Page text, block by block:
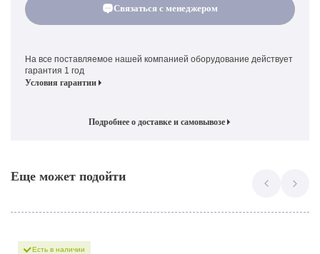
Связаться с менеджером
На все поставляемое нашей компанией оборудование действует
гарантия 1 год
Условия гарантии
Подробнее о доставке и самовывозе
Еще может подойти
Есть в наличии